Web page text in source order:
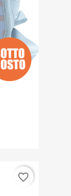
favorite_border